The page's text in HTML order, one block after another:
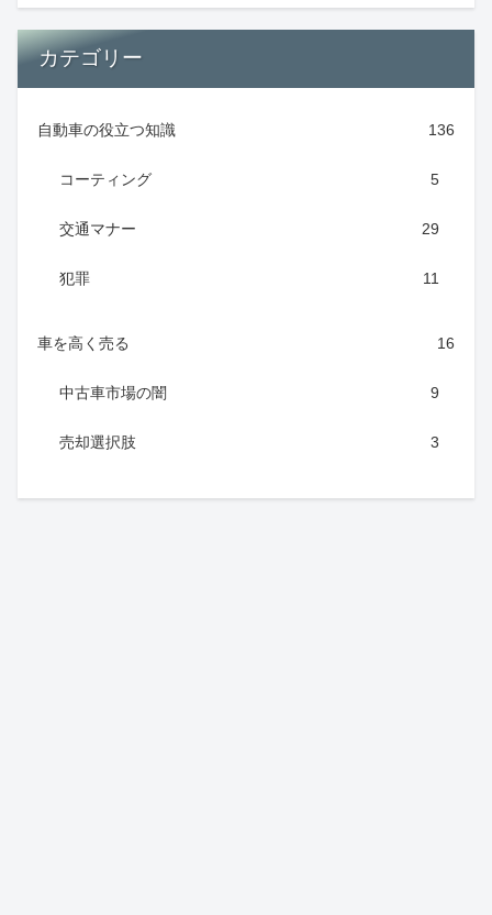
カテゴリー
自動車の役立つ知識 136
コーティング 5
交通マナー 29
犯罪 11
車を高く売る 16
中古車市場の闇 9
売却選択肢 3